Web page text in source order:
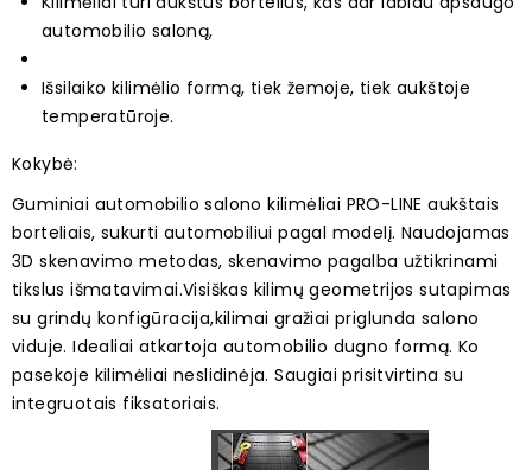
automobilio saloną,
Išsilaiko kilimėlio formą, tiek žemoje, tiek aukštoje
temperatūroje.
Kokybė:
Guminiai automobilio salono kilimėliai PRO-LINE aukštais
borteliais, sukurti automobiliui pagal modelį. Naudojamas
3D skenavimo metodas, skenavimo pagalba užtikrinami
tikslus išmatavimai.Visiškas kilimų geometrijos sutapimas
su grindų konfigūracija,kilimai gražiai priglunda salono
viduje.Idealiai atkartoja automobilio dugno formą. Ko
pasekoje kilimėliai neslidinėja. Saugiai prisitvirtina su
integruotais fiksatoriais.